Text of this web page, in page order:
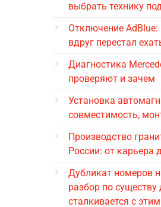
выбрать технику
Отключение
вдруг перестал
Диагностика
проверяют и зачем
Установка
совместимость,
Производство
России: от карьера
Дубликат номеров
разбор по существу
сталкивается с